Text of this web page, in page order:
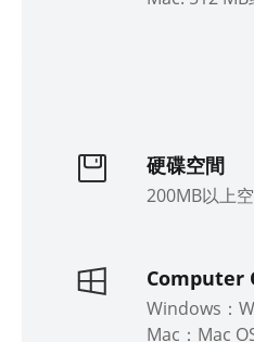
硬碟空間
200MB以上
Computer
Windows：
Mac：Mac